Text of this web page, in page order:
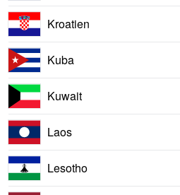
Kroatien
Kuba
Kuwait
Laos
Lesotho